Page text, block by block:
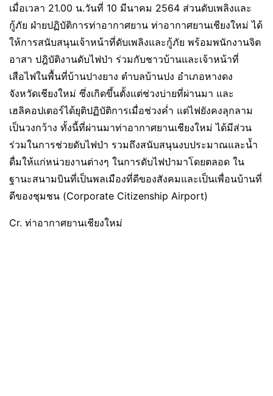
เมื่อเวลา 21.00 น.วันที่ 10 มีนาคม 2564 ส่วนดับเพลิงและ
กู้ภัย ฝ่ายปฏิบัติการท่าอากาศยาน ท่าอากาศยานเชียงใหม่ ได้
ให้การสนับสนุนเจ้าหน้าที่ดับเพลิงและกู้ภัย พร้อมพนักงานจิต
อาสา ปฎิบัติงานดับไฟป่า ร่วมกับชาวบ้านและเจ้าหน้าที่
เสือไฟในพื้นที่บ้านปางยาง ตำบลบ้านปง อำเภอหางดง
จังหวัดเชียงใหม่ ซึ่งเกิดขึ้นตั้งแต่ช่วงบ่ายที่ผ่านมา และ
เฮลิคอปเตอร์ได้ยุติปฏิบัติการเมื่อช่วงค่ำ แต่ไฟยังคงลุกลาม
เป็นวงกว้าง ทั้งนี้ที่ผ่านมาท่าอากาศยานเชียงใหม่ ได้มีส่วน
ร่วมในการช่วยดับไฟป่า รวมถึงสนับสนุนงบประมาณและน้ำ
ดื่มให้แก่หน่วยงานต่างๆ ในการดับไฟป่ามาโดยตลอด ใน
ฐานะสนามบินที่เป็นพลเมืองที่ดีของสังคมและเป็นเพื่อนบ้านที่
ดีของชุมชน (Corporate Citizenship Airport)
Cr. ท่าอากาศยานเชียงใหม่